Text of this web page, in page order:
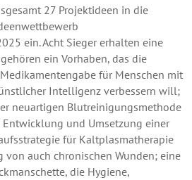
27 Projektideen in die
ein. Acht Sieger erhalten eine
ein Vorhaben, das die
für Menschen mit
Intelligenz verbessern will;
neuartigen Blutreinigungsmethode
und Umsetzung einer
für Kaltplasmatherapie
von auch chronischen Wunden; eine
die Hygiene,